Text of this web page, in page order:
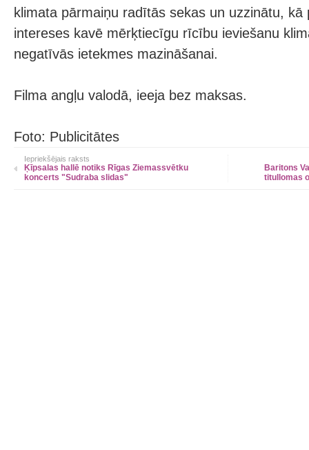
klimata pārmaiņu radītās sekas un uzzinātu, kā
intereses kavē mērķtiecīgu rīcību ieviešanu
negatīvās ietekmes mazināšanai.
Filma angļu valodā, ieeja bez maksas.
Foto: Publicitātes
Iepriekšējais raksts
Ķīpsalas hallē notiks Rīgas Ziemassvētku
koncerts "Sudraba slidas"
Baritons
titullomas